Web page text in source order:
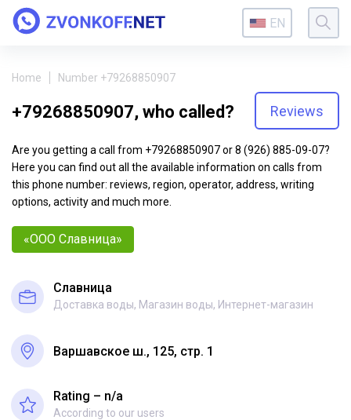
EN
Home Number +79268850907
+79268850907, who called? Reviews
Are you getting a call from +79268850907 or 8 (926) 885-09-07?
Here you can find out all the available information on calls from
this phone number: reviews, region, operator, address, writing
options, activity and much more.
«ООО Славница»
Славница
Доставка воды, Магазин воды, Интернет-магазин
Варшавское ш., 125, стр. 1
Rating – n/a
According to our users